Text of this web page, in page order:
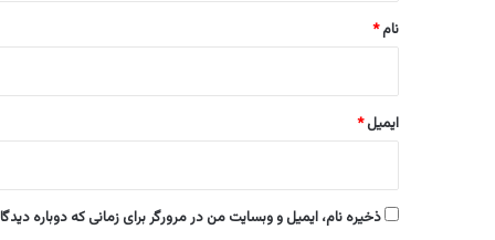
نام*
ایمیل*
ذخیره نام، ایمیل و وبسایت من در مرورگر برای زمانی که دوباره